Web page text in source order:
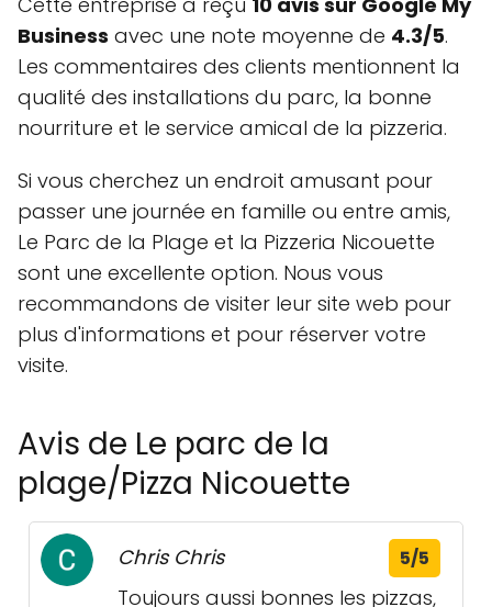
Business avec une note moyenne de 4.3/5.
Les commentaires des clients mentionnent la
qualité des installations du parc, la bonne
nourriture et le service amical de la pizzeria.
Si vous cherchez un endroit amusant pour
passer une journée en famille ou entre amis,
Le Parc de la Plage et la Pizzeria Nicouette
sont une excellente option. Nous vous
recommandons de visiter leur site web pour
plus d'informations et pour réserver votre
visite.
Avis de Le parc de la
plage/Pizza Nicouette
Chris Chris 5/5
Toujours aussi bonnes les pizzas,